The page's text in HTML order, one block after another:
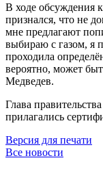
В ходе обсуждения
признался, что не
мне предлагают
выбираю с газом, я
проходила
вероятно, может
Медведев.
Глава
прилагались
Версия для печати
Все новости